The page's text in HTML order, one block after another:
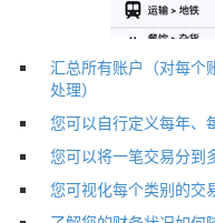
汇总所有账户（对每个
处理）
您可以自行定义每年、
您可以将一笔交易分到
您可视化每个类别的交